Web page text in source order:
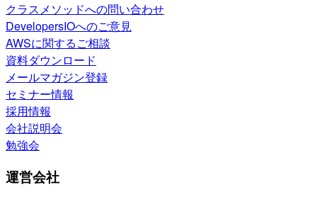
クラスメソッドへの問い合わせ
DevelopersIOへのご意見
AWSに関するご相談
資料ダウンロード
メールマガジン登録
セミナー情報
採用情報
会社説明会
勉強会
運営会社